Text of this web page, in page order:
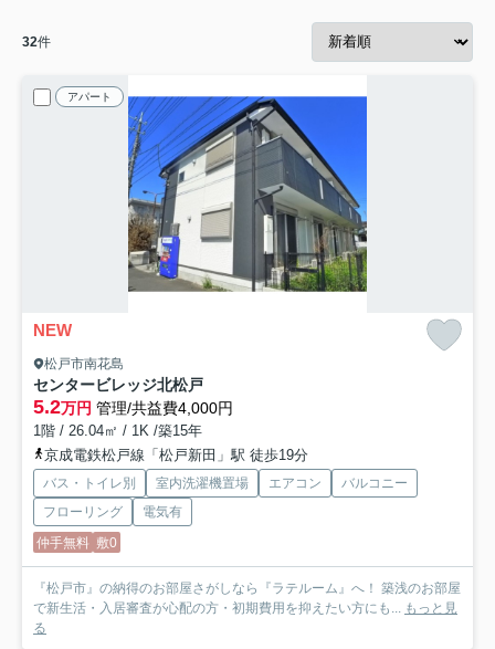
32件
アパート
NEW
松戸市南花島
センタービレッジ北松戸
5.2万円 管理/共益費4,000円
1階 / 26.04㎡ / 1K /築15年
京成電鉄松戸線「松戸新田」駅 徒歩19分
バス・トイレ別 室内洗濯機置場 エアコン
バルコニー
フローリング
電気有
仲手無料 敷0
『松戸市』の納得のお部屋さがしなら『ラテルーム』へ！ 築浅のお部屋
で新生活・入居審査が心配の方・初期費用を抑えたい方にも...
もっと見
る